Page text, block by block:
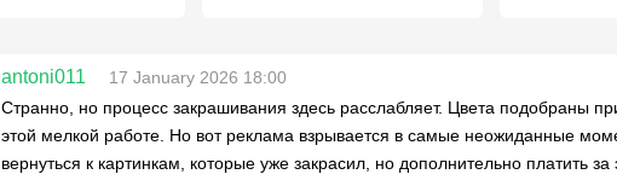
antoni011
17 January 2026 18:00
Странно, но процесс закрашивания здесь расслабляет. Цвета подобраны
этой мелкой работе. Но вот реклама взрывается в самые неожиданные
вернуться к картинкам, которые уже закрасил, но дополнительно платить